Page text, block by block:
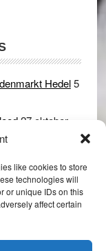
like cookies to store
technologies will
or unique IDs on this
affect certain
Hedel5
27 oktober
Leste Merte in